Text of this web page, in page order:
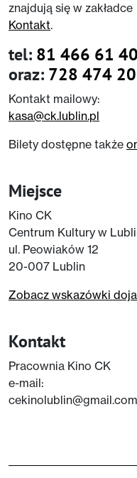
znajdują się w zakładce
Kontakt.
tel: 81 466 61 40
oraz: 728 474
Kontakt mailowy:
kasa@ck.lublin.pl
Bilety dostępne także
Miejsce
Kino CK
Centrum Kultury w
ul. Peowiaków 12
20-007 Lublin
Zobacz wskazówki
Kontakt
Pracownia Kino CK
e-mail:
cekinolublin@gmail.com